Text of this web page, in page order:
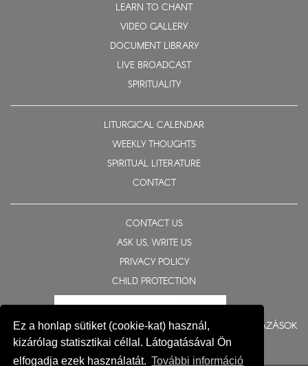
Ez a honlap sütiket (cookie-kat) használ,
kizárólag statisztikai céllal. Látogatásával Ön
elfogadja ezek használatát. További információ
LEARN TO CHANT
VIDEO GALLERY
DOCUMENT LIBRARY
LIVE BROADCAST
SPIRITUALITY
LITURGICAL CALENDAR
WEEKLY THOUGHTS
SPIRITUAL LITERATURE
CONTACT
CONTACT US
ASK US, WRITE US
PRIVACY POLICY
CHILD PROTECTION
BERUHÁZÁSOK